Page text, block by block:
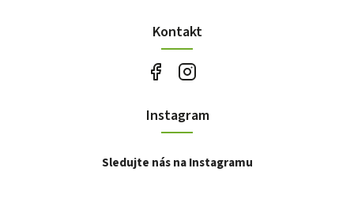
Kontakt
Instagram
Sledujte nás na Instagramu